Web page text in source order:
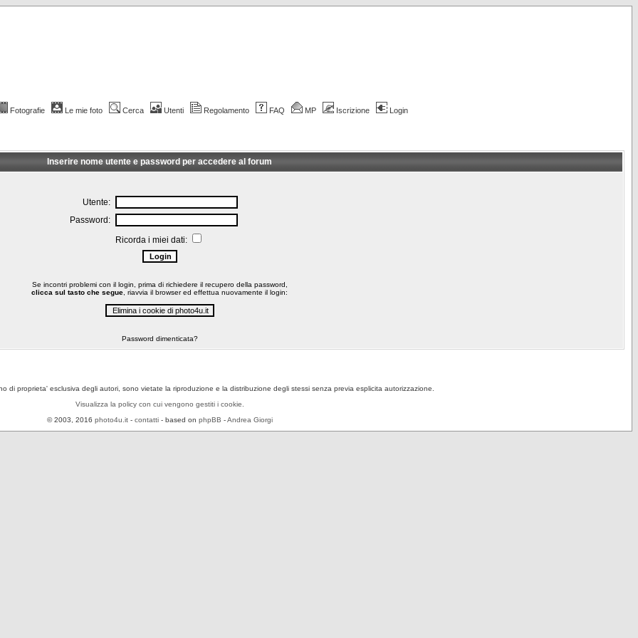
Fotografie Le mie foto Cerca Utenti Regolamento FAQ MP Iscrizione Login
Inserire nome utente e password per accedere al forum
Utente:
Password:
Ricorda i miei dati:
Se incontri problemi con il login, prima di richiedere il recupero della password,
clicca sul tasto che segue , riavvia il browser ed effettua nuovamente il login:
Password dimenticata?
di proprieta' esclusiva degli autori, sono vietate la riproduzione e la distribuzione degli stessi senza previa esplicita autorizzazione.
Visualizza la policy con cui vengono gestiti i cookie.
© 2003, 2016 photo4u.it- contatti- based on phpBB -Andrea Giorgi